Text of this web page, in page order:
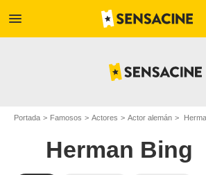
menu
Portada Famosos Actores Actor alemán
Herman Bing